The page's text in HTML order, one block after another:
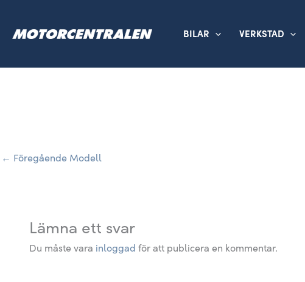
innehåll
BILAR VERKSTAD
← Föregående Modell
Lämna ett svar
Du måste vara inloggad för att publicera en kommentar.